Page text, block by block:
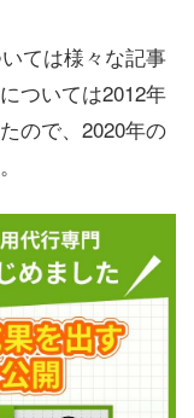
ては様々な記事
ついては2012年
ので、2020年の